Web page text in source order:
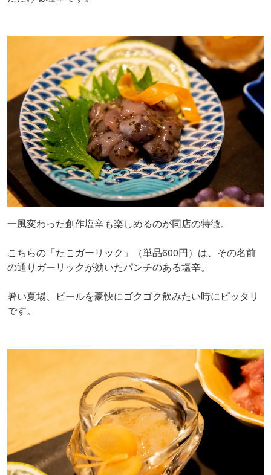
一風変わった創作塩辛も楽しめるのが同店の特徴。
こちらの「たこガーリック」（単品600円）は、その名前
の通りガーリックが効いたパンチのある塩辛。
暑い夏場、ビールを豪快にゴクゴク飲みたい時にピッタリ
です。